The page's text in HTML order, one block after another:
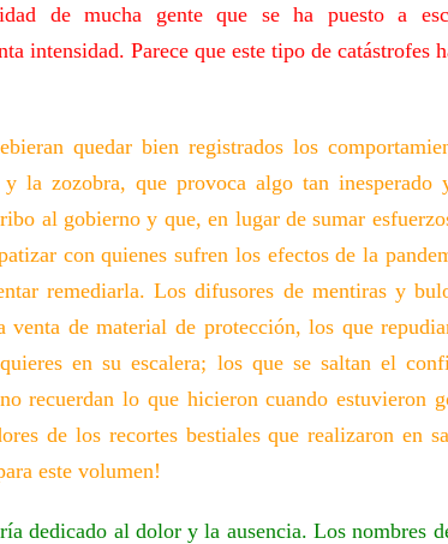
de mucha gente que se ha puesto a
intensidad. Parece que este tipo de catástrofes
quedar bien registrados los
la zozobra, que provoca algo tan inesperado
al gobierno y que, en lugar de sumar
con quienes sufren los efectos de la
remediarla. Los difusores de mentiras y
venta de material de protección, los que
en su escalera; los que se saltan el
recuerdan lo que hicieron cuando estuvieron
de los recortes bestiales que realizaron en
este volumen!
dedicado al dolor y la ausencia. Los nombres